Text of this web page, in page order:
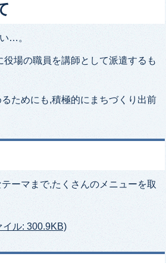
…。
場の職員を講師として派遣するも
ためにも,積極的にまちづくり出前
ーマまで,たくさんのメニューを取
ル: 300.9KB)